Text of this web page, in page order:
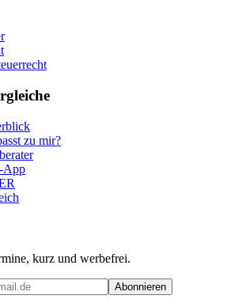
zu mir?
App
kurz und werbefrei.
Abonnieren